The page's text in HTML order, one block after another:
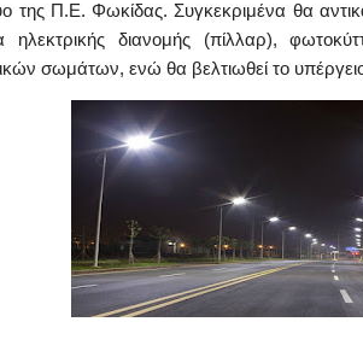
της Π.Ε. Φωκίδας. Συγκεκριμένα θα
ηλεκτρικής διανομής (πίλλαρ),
σωμάτων, ενώ θα βελτιωθεί το